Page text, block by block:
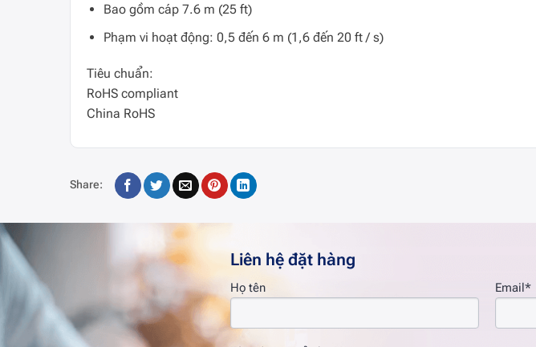
Bao gồm cáp 7.6 m (25 ft)
Phạm vi hoạt động: 0,5 đến 6 m (1,6 đến 20 ft / s)
Tiêu chuẩn:
RoHS compliant
China RoHS
Share:
Liên hệ đặt hàng
Họ tên Email*